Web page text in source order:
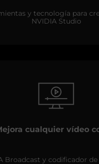
y tecnología para
NVIDIA Studio
cualquier vídeo
Broadcast y codificador de